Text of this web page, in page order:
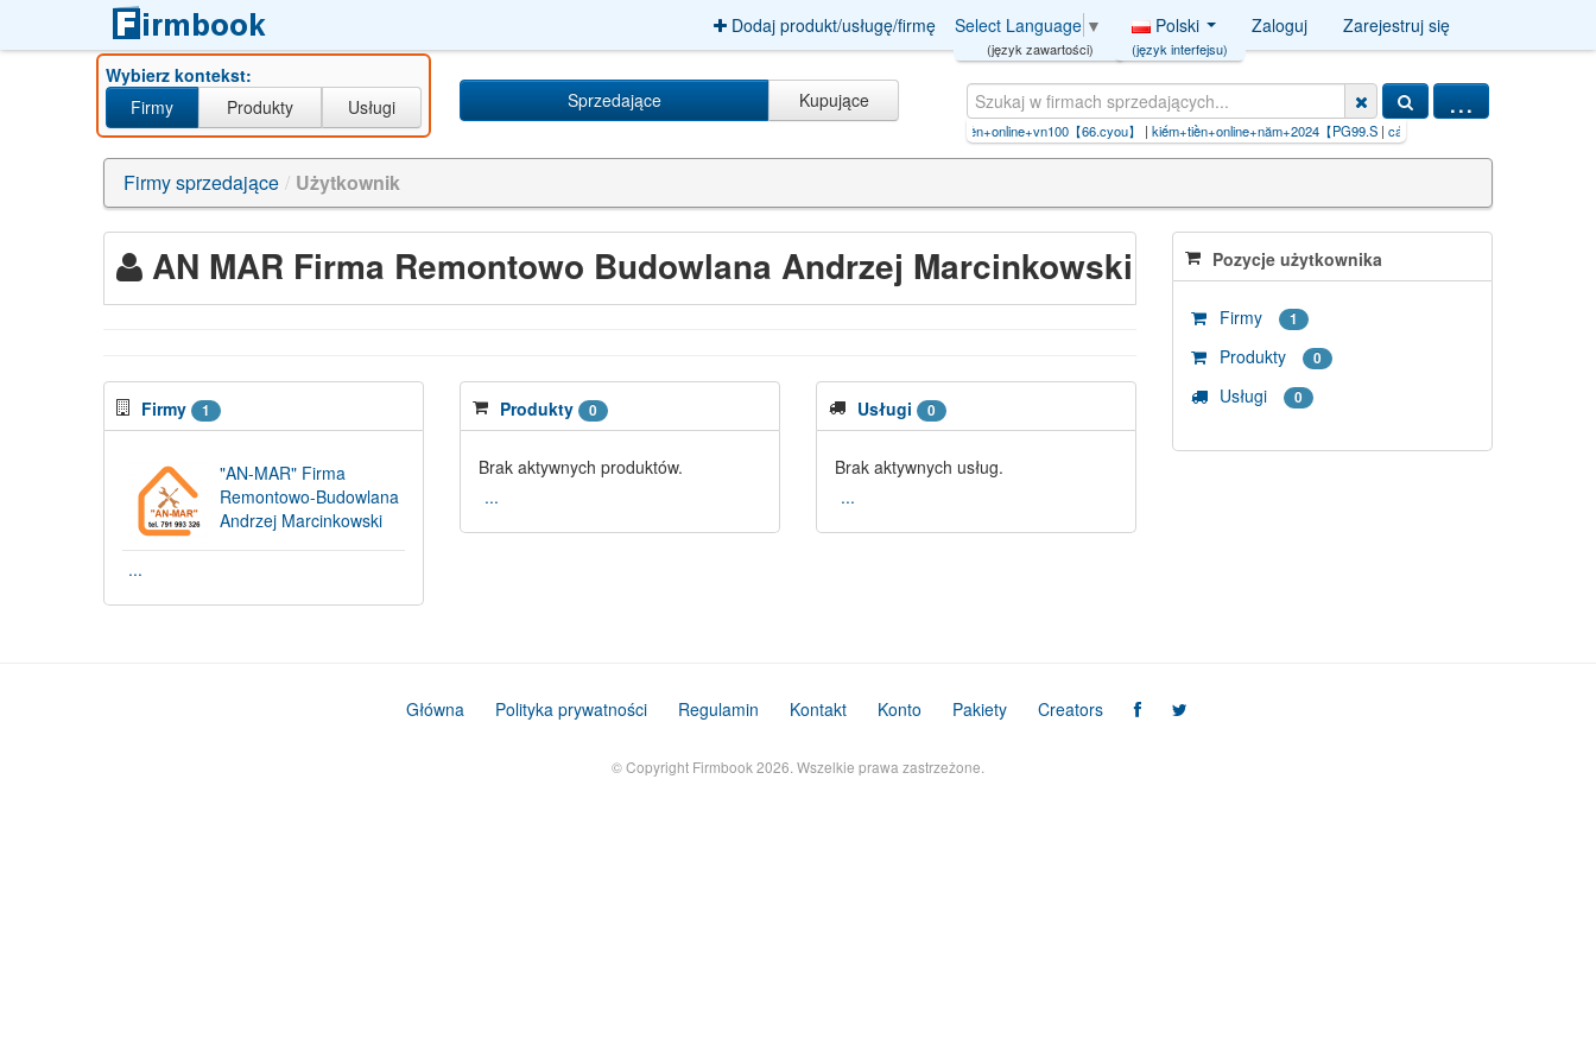
Dodaj produkt/usługę/firmę Select Language ▼
(język zawartości)
Polski
(język interfejsu)
Zaloguj Zarejestruj się
Wybierz kontekst:
Firmy
Produkty Usługi Sprzedające Kupujące ...
kiếm+tiền+online+vn100【66.cyou】|kiếm+tiền+online+năm+2024【PG99.S|cách+làm+kiếm+tiền+online【PG99.S
Firmy sprzedające / Użytkownik
AN MAR Firma Remontowo Budowlana Andrzej Marcinkowski
Firmy 1
"AN-MAR" Firma
Remontowo-Budowlana
Andrzej Marcinkowski
...
Produkty 0
Brak aktywnych produktów.
...
Usługi 0
Brak aktywnych usług.
...
Pozycje użytkownika
Firmy 1
Produkty 0
Usługi 0
Główna Polityka prywatności Regulamin Kontakt Konto Pakiety Creators
© Copyright Firmbook 2026. Wszelkie prawa zastrzeżone.